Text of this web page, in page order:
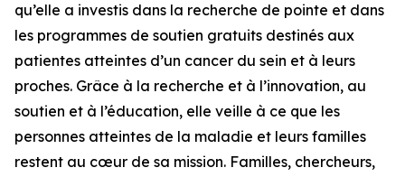
qu’elle a investis dans la recherche de pointe et dans
les programmes de soutien gratuits destinés aux
patientes atteintes d’un cancer du sein et à leurs
proches. Grâce à la recherche et à l’innovation, au
soutien et à l’éducation, elle veille à ce que les
personnes atteintes de la maladie et leurs familles
restent au cœur de sa mission. Familles, chercheurs,